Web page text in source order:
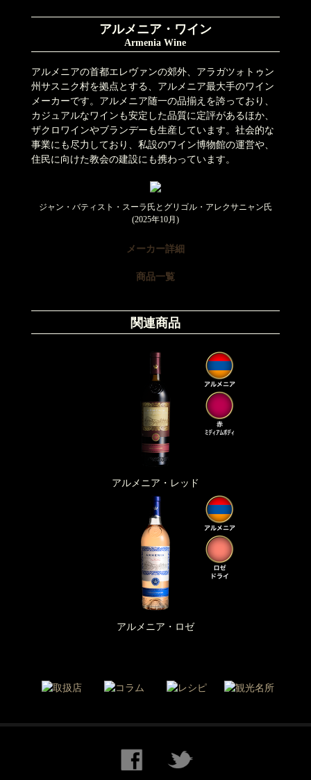
アルメニア・ワイン
Armenia Wine
アルメニアの首都エレヴァンの郊外、アラガツォトゥン
州サスニク村を拠点とする、アルメニア最大手のワイン
メーカーです。アルメニア随一の品揃えを誇っており、
カジュアルなワインも安定した品質に定評があるほか、
ザクロワインやブランデーも生産しています。社会的な
事業にも尽力しており、私設のワイン博物館の運営や、
住民に向けた教会の建設にも携わっています。
ジャン・バティスト・スーラ氏とグリゴル・アレクサニャン氏
(2025年10月)
メーカー詳細
商品一覧
関連商品
アルメニア・レッド
アルメニア・ロゼ